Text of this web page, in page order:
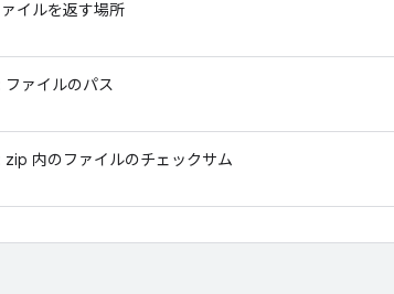
イルを返す場所
ファイルのパス
zip 内のファイルのチェックサム